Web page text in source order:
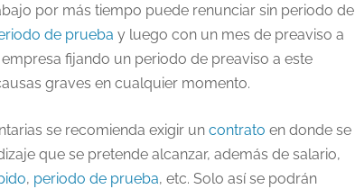
por más tiempo puede renunciar sin periodo de
de prueba y luego con un mes de preaviso a
fijando un periodo de preaviso a este
graves en cualquier momento.
se recomienda exigir uncontrato en donde se
que se pretende alcanzar, además de salario,
, periodo de prueba, etc. Solo así se podrán